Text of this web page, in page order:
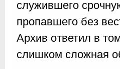
служившего
пропавшего без
Архив ответил в
слишком сложная